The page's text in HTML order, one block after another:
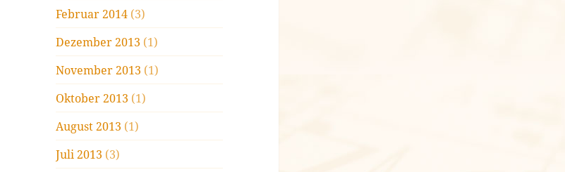
Februar 2014 (3)
Dezember 2013 (1)
November 2013 (1)
Oktober 2013 (1)
August 2013 (1)
Juli 2013 (3)